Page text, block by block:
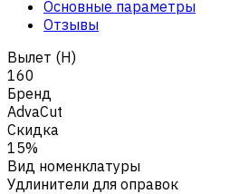
Основные параметры
Отзывы
Вылет (H)
160
Бренд
AdvaCut
Скидка
15%
Вид номенклатуры
Удлинители для оправок